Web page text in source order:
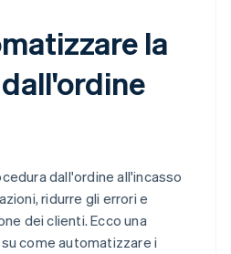
la
dall'ordine all'incasso
ridurre gli errori e
dei clienti. Ecco una
come automatizzare i